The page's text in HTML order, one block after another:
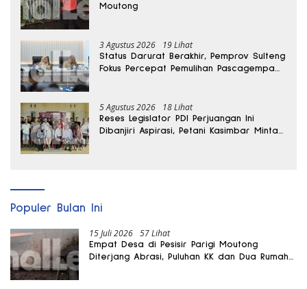
Moutong
3 Agustus 2026 19 Lihat
Status Darurat Berakhir, Pemprov Sulteng
Fokus Percepat Pemulihan Pascagempa
5 Agustus 2026 18 Lihat
Reses Legislator PDI Perjuangan Ini
Dibanjiri Aspirasi, Petani Kasimbar Minta
Populer Bulan Ini
15 Juli 2026 57 Lihat
Empat Desa di Pesisir Parigi Moutong
Diterjang Abrasi, Puluhan KK dan Dua Rumah